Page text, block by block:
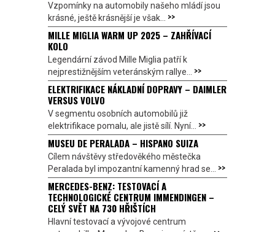
Vzpomínky na automobily našeho mládí jsou
krásné, ještě krásnější je však... >>
MILLE MIGLIA WARM UP 2025 – ZAHŘÍVACÍ
KOLO
Legendární závod Mille Miglia patří k
nejprestižnějším veteránským rallye... >>
ELEKTRIFIKACE NÁKLADNÍ DOPRAVY – DAIMLER
VERSUS VOLVO
V segmentu osobních automobilů již
elektrifikace pomalu, ale jistě sílí. Nyní... >>
MUSEU DE PERALADA – HISPANO SUIZA
Cílem návštěvy středověkého městečka
Peralada byl impozantní kamenný hrad se... >>
MERCEDES-BENZ: TESTOVACÍ A
TECHNOLOGICKÉ CENTRUM IMMENDINGEN –
CELÝ SVĚT NA 730 HŘIŠTÍCH
Hlavní testovací a vývojové centrum